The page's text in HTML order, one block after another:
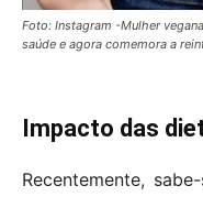
Foto: Instagram -Mulher
saúde e agora comemora a
Impacto das
Recentemente,